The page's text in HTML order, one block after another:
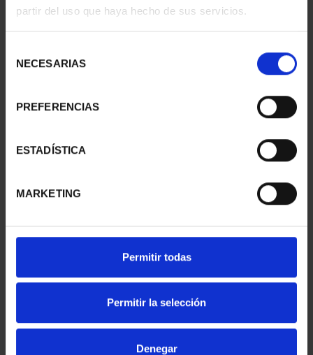
partir del uso que haya hecho de sus servicios.
NECESARIAS
PREFERENCIAS
ESTADÍSTICA
MARKETING
Permitir todas
Permitir la selección
Denegar
- TERUEL
73,00 €
- TENERIFE